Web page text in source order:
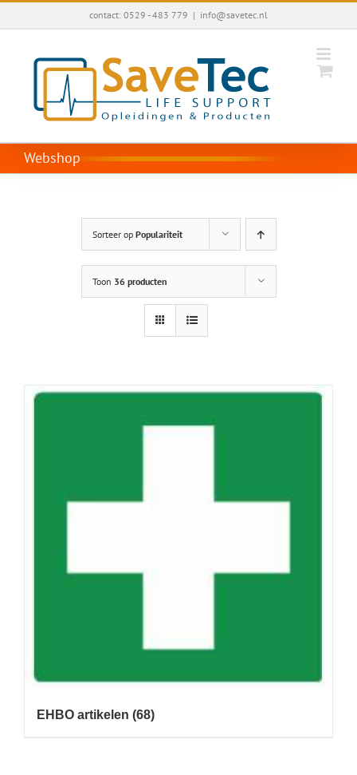
Ga
contact: 0529 - 483 779 | info@savetec.nl
Webshop
Sorteer op Populariteit
Toon 36 producten
EHBO artikelen (68)